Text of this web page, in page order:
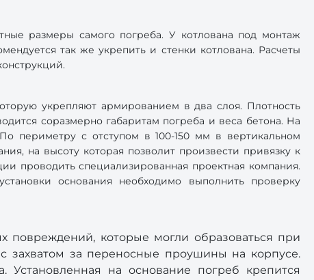
размеры самого погреба. У котлована под монтаж
так же укрепить и стенки котлована. Расчеты
укрепляют армированием в два слоя. Плотность
соразмерно габаритам погреба и веса бетона. На
периметру с отступом в 100-150 мм в вертикальном
на высоту которая позволит произвести привязку к
проводить специализированная проектная компания.
основания необходимо выполнить проверку
повреждений, которые могли образоваться при
захватом за переносные проушины на корпусе.
на основание погреб крепится